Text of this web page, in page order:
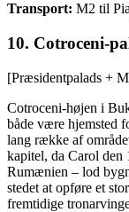
Transport: M2 til
10. Cotroceni-
[Præsidentpalads +
Cotroceni-højen i
både være hjemsted
lang række af
kapitel, da Carol den
Rumænien – lod
stedet at opføre et
fremtidige